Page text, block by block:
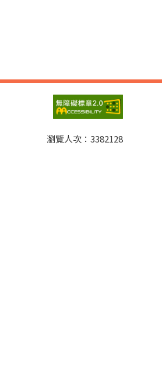
瀏覽人次： 3382128